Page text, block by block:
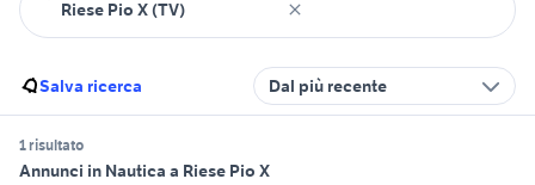
Salva ricerca Dal più recente
1 risultato
Annunci in Nautica a Riese Pio X